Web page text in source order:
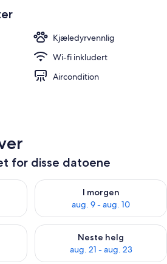
Eksteriør
Kjæledyrvennlig
Wi-fi inkludert
Aircondition
for disse datoene
aug. 8 - aug. 9
I morgen
aug. 9 - aug. 10
Sjekk tilgjengelighet for i
helgen, aug. 14 - aug. 16
Neste helg
aug. 21 - aug. 23
Sjekk tilgjengelighet for